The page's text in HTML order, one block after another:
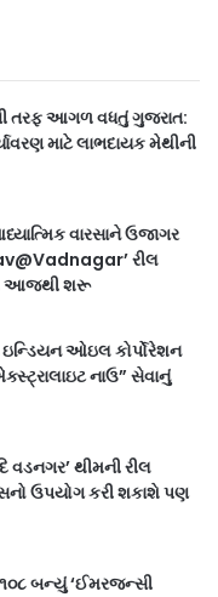
તરફ આગળ વધતું ગુજરાત:
માટે લાભદાયક મેથીની
વારસાને ઉજાગર
રીલ
આજથી શરૂ
ઓઇલ કોર્પોરેશન
નાઉ” સેવાનું
થીમની રીલ
ઉપયોગ કરી શકાશે પણ
બન્યું ‘ઈમરજન્સી